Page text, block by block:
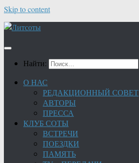
Skip to content
Найти:
О НАС
РЕДАКЦИОННЫЙ СОВЕТ
АВТОРЫ
ПРЕССА
КЛУБ СОТЫ
ВСТРЕЧИ
ПОЕЗДКИ
ПАМЯТЬ